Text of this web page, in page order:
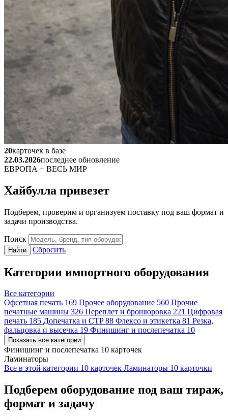
20карточек в базе
22.03.2026последнее обновление
ЕВРОПА + ВЕСЬ МИР
Хайбулла привезет
Подберем, проверим и организуем поставку под ваш формат и
задачи производства.
Поиск
Найти Сбросить
Категории импортного оборудования
Все категории
Офсетная печать 169 Прочее оборудование 560 Прочие
печатные машины 326 Переплет и брошюровка 221 Цифровая
печать 185 Допечатка и CTP 88 Флексо и этикетка 81 Резка,
фальцовка и высечка 19 Финишинг и послепечатка 10
Показать все категории
Финишинг и послепечатка 10 карточек
Ламинаторы
Все в этой категории 10 карточек Ламинаторы 10 карточки
Подберем оборудование под ваш тираж,
формат и задачу